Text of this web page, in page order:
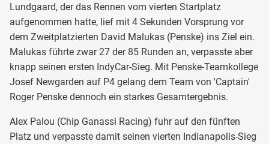
Lundgaard, der das Rennen vom vierten Startplatz
aufgenommen hatte, lief mit 4 Sekunden Vorsprung vor
dem Zweitplatzierten David Malukas (Penske) ins Ziel ein.
Malukas führte zwar 27 der 85 Runden an, verpasste aber
knapp seinen ersten IndyCar-Sieg. Mit Penske-Teamkollege
Josef Newgarden auf P4 gelang dem Team von 'Captain'
Roger Penske dennoch ein starkes Gesamtergebnis.
Alex Palou (Chip Ganassi Racing) fuhr auf den fünften
Platz und verpasste damit seinen vierten Indianapolis-Sieg